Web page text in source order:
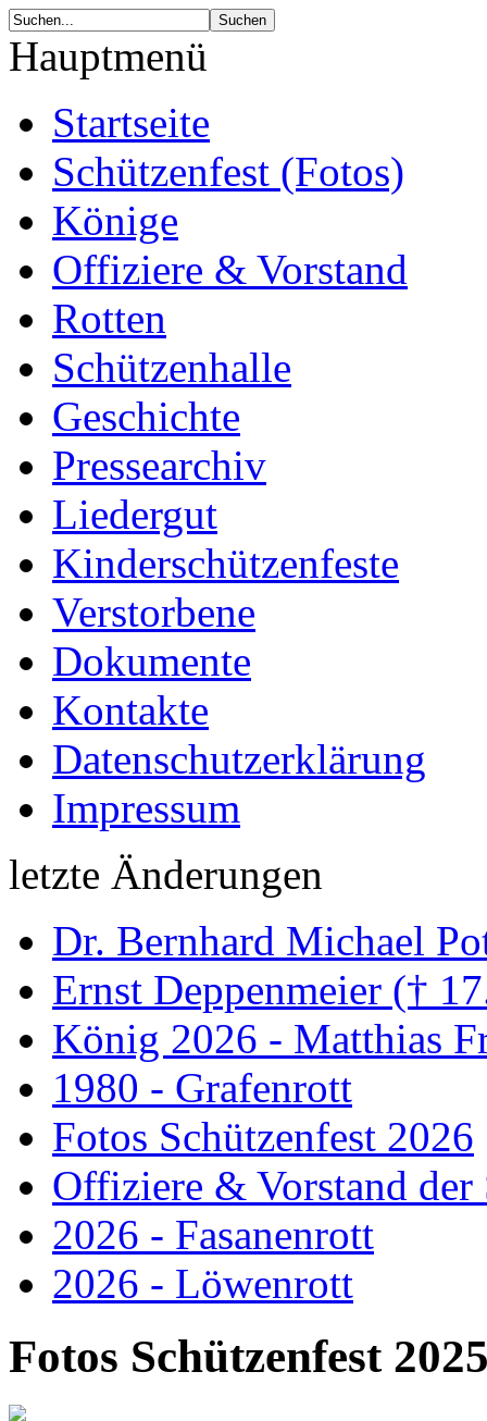
Hauptmenü
Startseite
Schützenfest (Fotos)
Könige
Offiziere & Vorstand
Rotten
Schützenhalle
Geschichte
Pressearchiv
Liedergut
Kinderschützenfeste
Verstorbene
Dokumente
Kontakte
Datenschutzerklärung
Impressum
letzte Änderungen
Dr. Bernhard Michael
Ernst Deppenmeier (†
König 2026 - Matthias
1980 - Grafenrott
Fotos Schützenfest 2026
Offiziere & Vorstand der
2026 - Fasanenrott
2026 - Löwenrott
Fotos Schützenfest